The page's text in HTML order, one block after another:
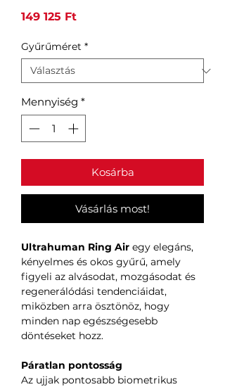
149 125 FtÁr
Gyűrűméret *
Mennyiség *
Kosárba
Vásárlás most!
Ultrahuman Ring Air egy elegáns,
kényelmes és okos gyűrű, amely
figyeli az alvásodat, mozgásodat és
regenerálódási tendenciáidat,
miközben arra ösztönöz, hogy
minden nap egészségesebb
döntéseket hozz.
Páratlan pontosság
Az ujjak pontosabb biometrikus